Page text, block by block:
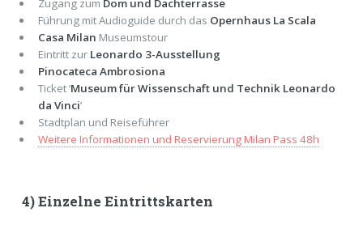
Zugang zum Dom und Dachterrasse
Führung mit Audioguide durch das Opernhaus La Scala
Casa Milan Museumstour
Eintritt zur Leonardo 3-Ausstellung
Pinocateca Ambrosiona
Ticket ‘Museum für Wissenschaft und Technik Leonardo
da Vinci’
Stadtplan und Reiseführer
Weitere Informationen und Reservierung Milan Pass 48h
4) Einzelne Eintrittskarten